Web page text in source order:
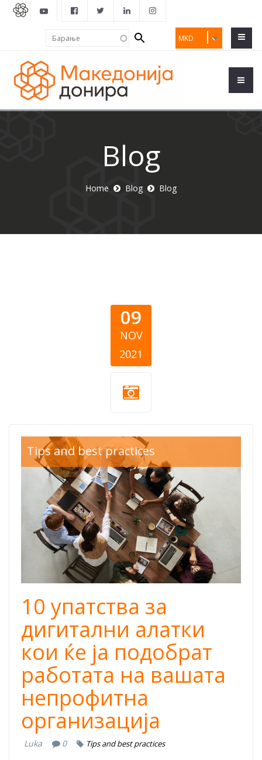
MKD
Search
form
Blog
Home Blog Blog
09
NOV
2021
tutorijali cover
GB cover.png
Tips and best practices
10 упатства за
дигитални алатки
кои ќе ја подобрат
работата на вашата
непрофитна
организација
Luka 0 Tips and best practices